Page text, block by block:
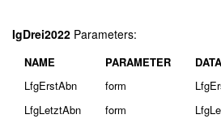
IgDrei2022 Parameters:
NAME PARAMETER
LfgErstAbn
form
LfgLetztAbn
form